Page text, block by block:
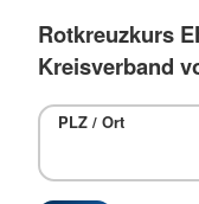
Rotkreuzkurs
Kreisverband
PLZ / Ort